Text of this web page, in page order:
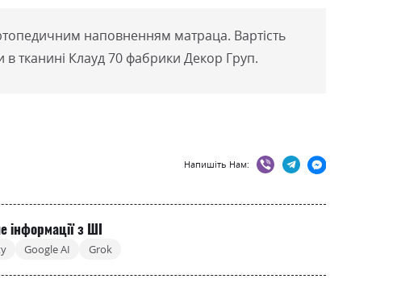
наповненням матраца. Вартість
в тканині Клауд 70 фабрики Декор Груп.
Напишіть Нам:
інформації з ШІ
Google AI Grok